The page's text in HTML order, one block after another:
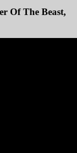
Of The Beast,